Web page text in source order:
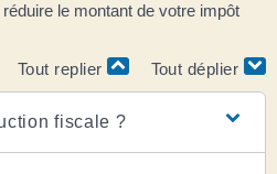
le montant de votre impôt
Tout replier
Tout déplier
fiscale ?